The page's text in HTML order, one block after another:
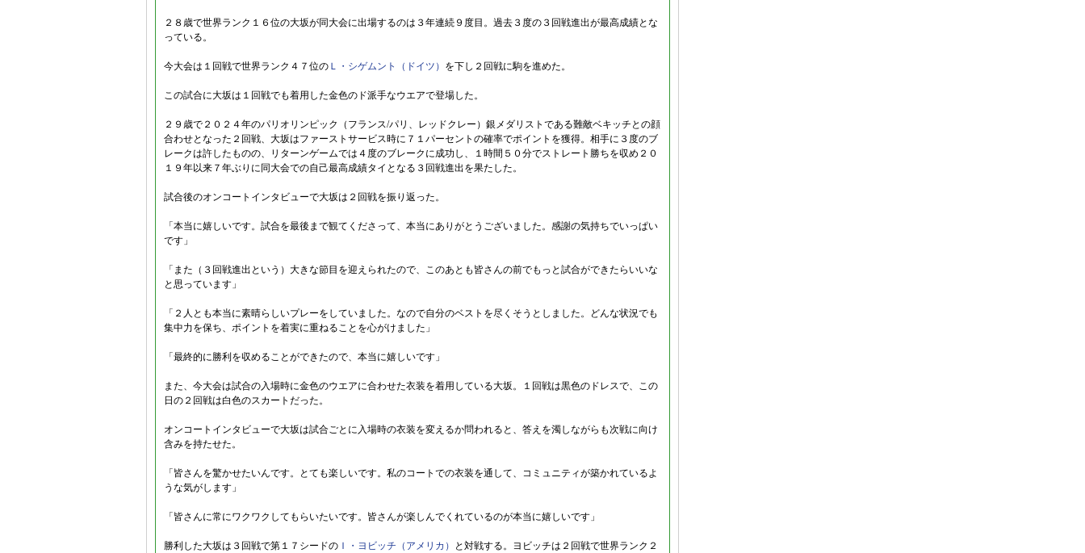
２８歳で世界ランク１６位の大坂が同大会に出場するのは３年連続９度目。過去３度の３回戦進出が最高成績とな
っている。
今大会は１回戦で世界ランク４７位の Ｌ・シゲムント（ドイツ） を下し２回戦に駒を進めた。
この試合に大坂は１回戦でも着用した金色のド派手なウエアで登場した。
２９歳で２０２４年のパリオリンピック（フランス/パリ、レッドクレー）銀メダリストである難敵ベキッチとの顔
合わせとなった２回戦、大坂はファーストサービス時に７１パーセントの確率でポイントを獲得。相手に３度のブ
レークは許したものの、リターンゲームでは４度のブレークに成功し、１時間５０分でストレート勝ちを収め２０
１９年以来７年ぶりに同大会での自己最高成績タイとなる３回戦進出を果たした。
試合後のオンコートインタビューで大坂は２回戦を振り返った。
「本当に嬉しいです。試合を最後まで観てくださって、本当にありがとうございました。感謝の気持ちでいっぱい
です」
「また（３回戦進出という）大きな節目を迎えられたので、このあとも皆さんの前でもっと試合ができたらいいな
と思っています」
「２人とも本当に素晴らしいプレーをしていました。なので自分のベストを尽くそうとしました。どんな状況でも
集中力を保ち、ポイントを着実に重ねることを心がけました」
「最終的に勝利を収めることができたので、本当に嬉しいです」
また、今大会は試合の入場時に金色のウエアに合わせた衣装を着用している大坂。１回戦は黒色のドレスで、この
日の２回戦は白色のスカートだった。
オンコートインタビューで大坂は試合ごとに入場時の衣装を変えるか問われると、答えを濁しながらも次戦に向け
含みを持たせた。
「皆さんを驚かせたいんです。とても楽しいです。私のコートでの衣装を通して、コミュニティが築かれているよ
うな気がします」
「皆さんに常にワクワクしてもらいたいです。皆さんが楽しんでくれているのが本当に嬉しいです」
勝利した大坂は３回戦で第１７シードの Ｉ・ヨビッチ（アメリカ）
と対戦する。ヨビッチは２回戦で世界ランク２